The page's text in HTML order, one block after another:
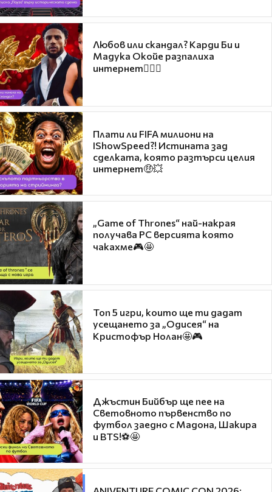
Любов или скандал? Карди Би и
Мадука Окойе разпалиха
интернет❤️‍🔥🔥
Плати ли FIFA милиони на
IShowSpeed?! Истината зад
сделката, която разтърси целия
интернет🤑💥
„Game of Thrones“ най-накрая
получава PC версията която
чакахме🎮🤩
Топ 5 игри, които ще ти дадат
усещането за „Одисея“ на
Кристофър Нолан🤩🎮
Джъстин Бийбър ще пее на
Световното първенство по
футбол заедно с Мадона, Шакира
и BTS!⚽🤩